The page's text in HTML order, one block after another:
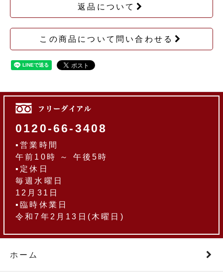
返品について
この商品について問い合わせる
0120-66-3408
▪営業時間
午前10時 ～ 午後5時
▪定休日
毎週水曜日
12月31日
▪臨時休業日
令和7年2月13日(木曜日)
ホーム